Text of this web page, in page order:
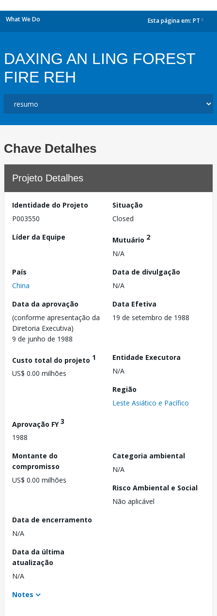
What We Do Esta página em: PT
DAXING AN LING FOREST
FIRE REH
Chave Detalhes
Projeto Detalhes
Identidade do Projeto
P003550
Situação
Closed
Líder da Equipe
Mutuário 2
N/A
País
China
Data de divulgação
N/A
Data da aprovação
(conforme apresentação da
Diretoria Executiva)
9 de junho de 1988
Data Efetiva
19 de setembro de 1988
Custo total do projeto 1
US$ 0.00 milhões
Entidade Executora
N/A
Região
Leste Asiático e Pacífico
Aprovação FY3
1988
Montante do
compromisso
US$ 0.00 milhões
Categoria ambiental
N/A
Risco Ambiental e Social
Não aplicável
Data de encerramento
N/A
Data da última
atualização
N/A
Notes